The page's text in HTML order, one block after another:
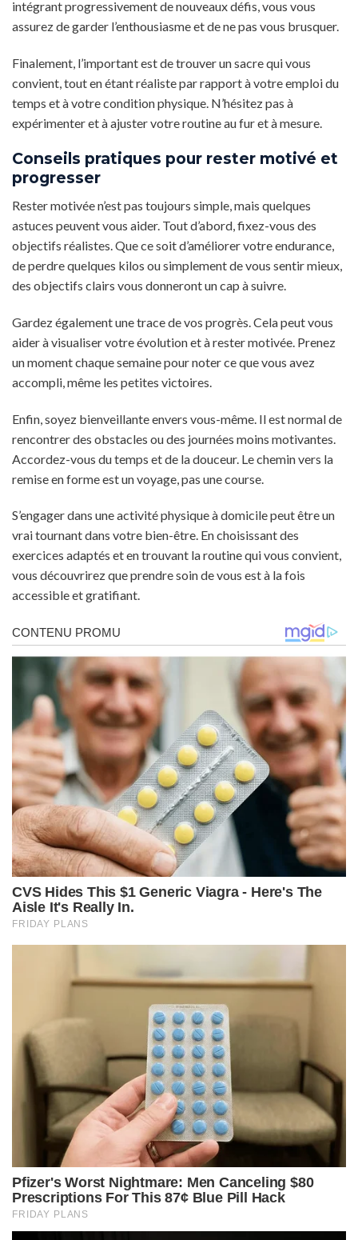
intégrant progressivement de nouveaux défis, vous vous
assurez de garder l’enthousiasme et de ne pas vous brusquer.
Finalement, l’important est de trouver un sacre qui vous
convient, tout en étant réaliste par rapport à votre emploi du
temps et à votre condition physique. N’hésitez pas à
expérimenter et à ajuster votre routine au fur et à mesure.
Conseils pratiques pour rester motivé et
progresser
Rester motivée n’est pas toujours simple, mais quelques
astuces peuvent vous aider. Tout d’abord, fixez-vous des
objectifs réalistes. Que ce soit d’améliorer votre endurance,
de perdre quelques kilos ou simplement de vous sentir mieux,
des objectifs clairs vous donneront un cap à suivre.
Gardez également une trace de vos progrès. Cela peut vous
aider à visualiser votre évolution et à rester motivée. Prenez
un moment chaque semaine pour noter ce que vous avez
accompli, même les petites victoires.
Enfin, soyez bienveillante envers vous-même. Il est normal de
rencontrer des obstacles ou des journées moins motivantes.
Accordez-vous du temps et de la douceur. Le chemin vers la
remise en forme est un voyage, pas une course.
S’engager dans une activité physique à domicile peut être un
vrai tournant dans votre bien-être. En choisissant des
exercices adaptés et en trouvant la routine qui vous convient,
vous découvrirez que prendre soin de vous est à la fois
accessible et gratifiant.